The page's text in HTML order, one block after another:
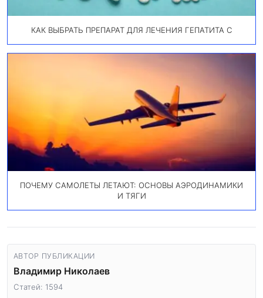
КАК ВЫБРАТЬ ПРЕПАРАТ ДЛЯ ЛЕЧЕНИЯ ГЕПАТИТА С
ПОЧЕМУ САМОЛЕТЫ ЛЕТАЮТ: ОСНОВЫ АЭРОДИНАМИКИ
И ТЯГИ
АВТОР ПУБЛИКАЦИИ
Владимир Николаев
Статей: 1594